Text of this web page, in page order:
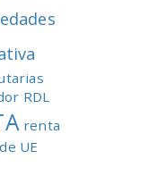
RDL
renta
UE